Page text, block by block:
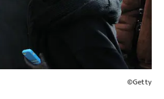
©Getty